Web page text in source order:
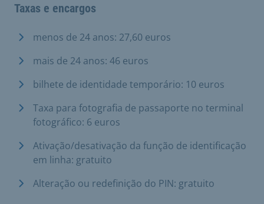
Taxas e encargos
menos de 24 anos: 27,60 euros
mais de 24 anos: 46 euros
bilhete de identidade temporário: 10 euros
Taxa para fotografia de passaporte no terminal
fotográfico: 6 euros
Ativação/desativação da função de identificação
em linha: gratuito
Alteração ou redefinição do PIN: gratuito